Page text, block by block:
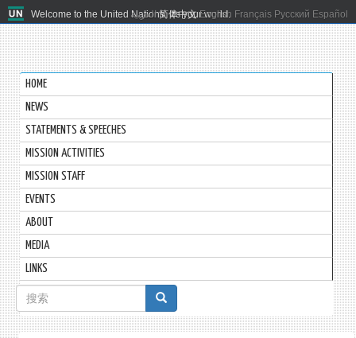
Welcome to the United Nations. It's your world.
العربية 简体中文 English Français Русский Español
HOME
NEWS
STATEMENTS & SPEECHES
MISSION ACTIVITIES
MISSION STAFF
EVENTS
ABOUT
MEDIA
LINKS
搜
索